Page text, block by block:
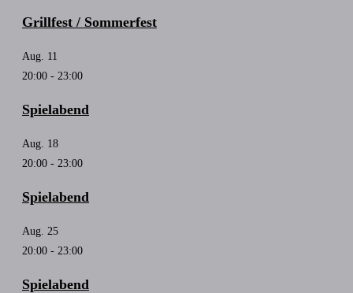
Grillfest / Sommerfest
Aug. 11
20:00 - 23:00
Spielabend
Aug. 18
20:00 - 23:00
Spielabend
Aug. 25
20:00 - 23:00
Spielabend